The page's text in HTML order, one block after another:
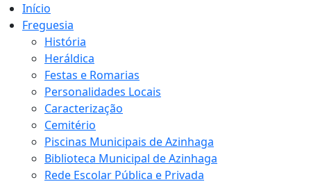
Início
Freguesia
História
Heráldica
Festas e Romarias
Personalidades Locais
Caracterização
Cemitério
Piscinas Municipais de Azinhaga
Biblioteca Municipal de Azinhaga
Rede Escolar Pública e Privada